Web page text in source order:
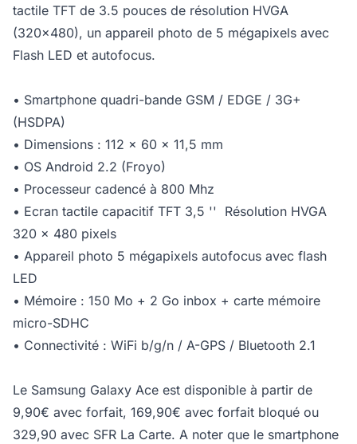
tactile TFT de 3.5 pouces de résolution HVGA
(320x480), un appareil photo de 5 mégapixels avec
Flash LED et autofocus.
• Smartphone quadri-bande GSM / EDGE / 3G+
(HSDPA)
• Dimensions : 112 x 60 x 11,5 mm
• OS Android 2.2 (Froyo)
• Processeur cadencé à 800 Mhz
• Ecran tactile capacitif TFT 3,5 ''  Résolution HVGA
320 x 480 pixels
• Appareil photo 5 mégapixels autofocus avec flash
LED
• Mémoire : 150 Mo + 2 Go inbox + carte mémoire
micro-SDHC
• Connectivité : WiFi b/g/n / A-GPS / Bluetooth 2.1
Le Samsung Galaxy Ace est disponible à partir de
9,90€ avec forfait, 169,90€ avec forfait bloqué ou
329,90 avec SFR La Carte. A noter que le smartphone